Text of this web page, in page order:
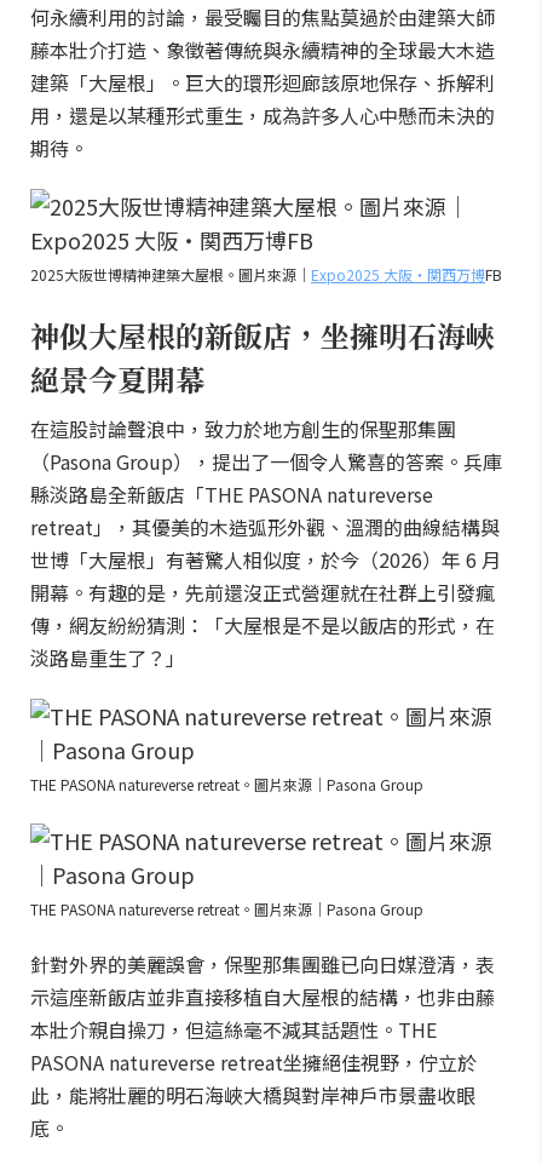
何永續利用的討論，最受矚目的焦點莫過於由建築大師
藤本壯介打造、象徵著傳統與永續精神的全球最大木造
建築「大屋根」。巨大的環形迴廊該原地保存、拆解利
用，還是以某種形式重生，成為許多人心中懸而未決的
期待。
2025大阪世博精神建築大屋根。圖片來源｜ Expo2025 大阪・関西万博FB
神似大屋根的新飯店，坐擁明石海峽
絕景今夏開幕
在這股討論聲浪中，致力於地方創生的保聖那集團
（Pasona Group），提出了一個令人驚喜的答案。兵庫
縣淡路島全新飯店「THE PASONA natureverse
retreat」，其優美的木造弧形外觀、溫潤的曲線結構與
世博「大屋根」有著驚人相似度，於今（2026）年 6 月
開幕。有趣的是，先前還沒正式營運就在社群上引發瘋
傳，網友紛紛猜測：「大屋根是不是以飯店的形式，在
淡路島重生了？」
THE PASONA natureverse retreat。圖片來源｜Pasona Group
THE PASONA natureverse retreat。圖片來源｜Pasona Group
針對外界的美麗誤會，保聖那集團雖已向日媒澄清，表
示這座新飯店並非直接移植自大屋根的結構，也非由藤
本壯介親自操刀，但這絲毫不減其話題性。THE
PASONA natureverse retreat坐擁絕佳視野，佇立於
此，能將壯麗的明石海峽大橋與對岸神戶市景盡收眼
底。